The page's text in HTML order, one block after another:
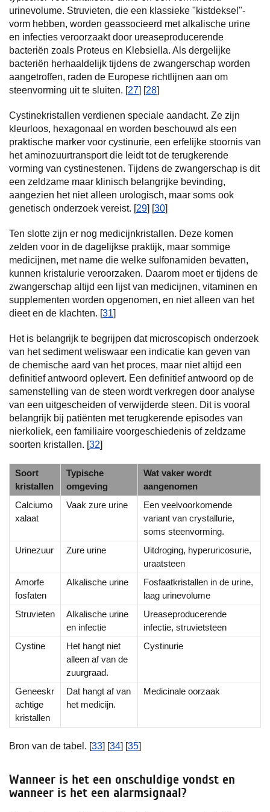
urinevolume. Struvieten, die een klassieke "kistdeksel"-
vorm hebben, worden geassocieerd met alkalische urine
en infecties veroorzaakt door ureaseproducerende
bacteriën zoals Proteus en Klebsiella. Als dergelijke
bacteriën herhaaldelijk tijdens de zwangerschap worden
aangetroffen, raden de Europese richtlijnen aan om
steenvorming uit te sluiten. [27] [28]
Cystinekristallen verdienen speciale aandacht. Ze zijn
kleurloos, hexagonaal en worden beschouwd als een
praktische marker voor cystinurie, een erfelijke stoornis van
het aminozuurtransport die leidt tot de terugkerende
vorming van cystinestenen. Tijdens de zwangerschap is dit
een zeldzame maar klinisch belangrijke bevinding,
aangezien het niet alleen urologisch, maar soms ook
genetisch onderzoek vereist. [29] [30]
Ten slotte zijn er nog medicijnkristallen. Deze komen
zelden voor in de dagelijkse praktijk, maar sommige
medicijnen, met name die welke sulfonamiden bevatten,
kunnen kristalurie veroorzaken. Daarom moet er tijdens de
zwangerschap altijd een lijst van medicijnen, vitaminen en
supplementen worden opgenomen, en niet alleen van het
dieet en de klachten. [31]
Het is belangrijk te begrijpen dat microscopisch onderzoek
van het sediment weliswaar een indicatie kan geven van
de chemische aard van het proces, maar niet altijd een
definitief antwoord oplevert. Een definitief antwoord op de
samenstelling van de steen wordt verkregen door analyse
van een uitgescheiden of verwijderde steen. Dit is vooral
belangrijk bij patiënten met terugkerende episodes van
nierkoliek, een familiaire voorgeschiedenis of zeldzame
soorten kristallen. [32]
Soort
kristallen
Typische
omgeving
Wat vaker wordt
aangenomen
Calciumo
xalaat
Vaak zure urine
Een veelvoorkomende
variant van crystallurie,
soms steenvorming.
Urinezuur
Zure urine
Uitdroging, hyperuricosurie,
uraatsteen
Amorfe
fosfaten
Alkalische urine
Fosfaatkristallen in de urine,
laag urinevolume
Struvieten
Alkalische urine
en infectie
Ureaseproducerende
infectie, struvietsteen
Cystine
Het hangt niet
alleen af van de
zuurgraad.
Cystinurie
Geneeskr
achtige
kristallen
Dat hangt af van
het medicijn.
Medicinale oorzaak
Bron van de tabel. [33] [34] [35]
Wanneer is het een onschuldige vondst en
wanneer is het een alarmsignaal?